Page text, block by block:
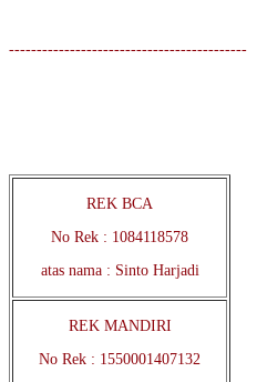
-------------------------------------------
REK BCA
No Rek : 1084118578
atas nama : Sinto Harjadi
REK MANDIRI
No Rek : 1550001407132